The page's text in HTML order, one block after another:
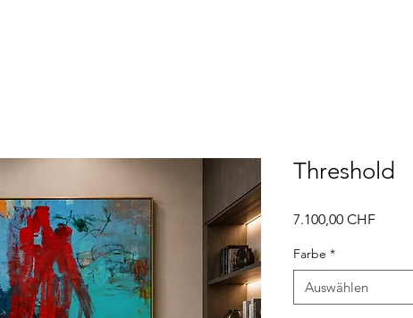
Threshold
7.100,00 CHFPreis
Farbe *
Auswählen